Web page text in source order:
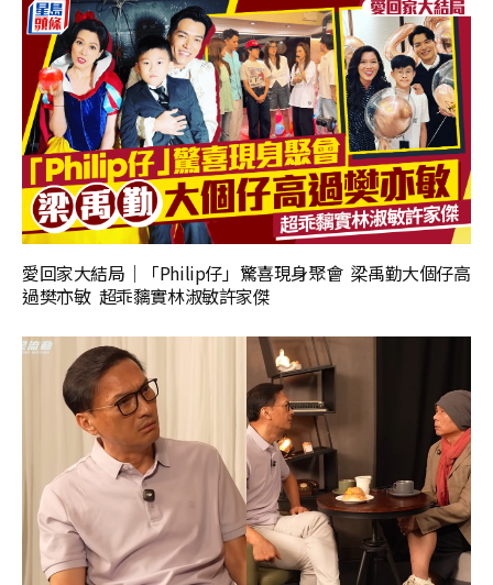
愛回家大結局｜「Philip仔」驚喜現身聚會 梁禹勤大個仔高
過樊亦敏 超乖黐實林淑敏許家傑